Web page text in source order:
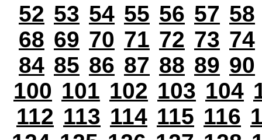
52 53 54 55 56 57 58
68 69 70 71 72 73 74
84 85 86 87 88 89 90
100 101 102 103 104
112 113 114 115 116